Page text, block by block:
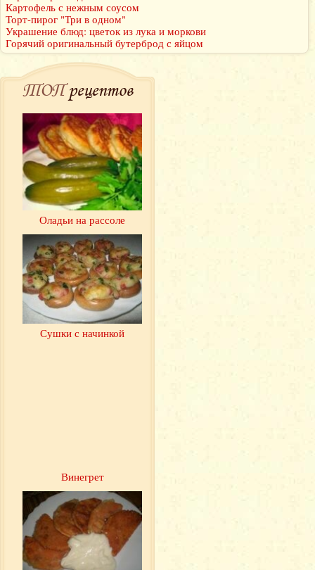
Картофель с нежным соусом
Торт-пирог "Три в одном"
Украшение блюд: цветок из лука и моркови
Горячий оригинальный бутерброд с яйцом
ТОПрецептов
Оладьи на рассоле
Сушки с начинкой
Винегрет